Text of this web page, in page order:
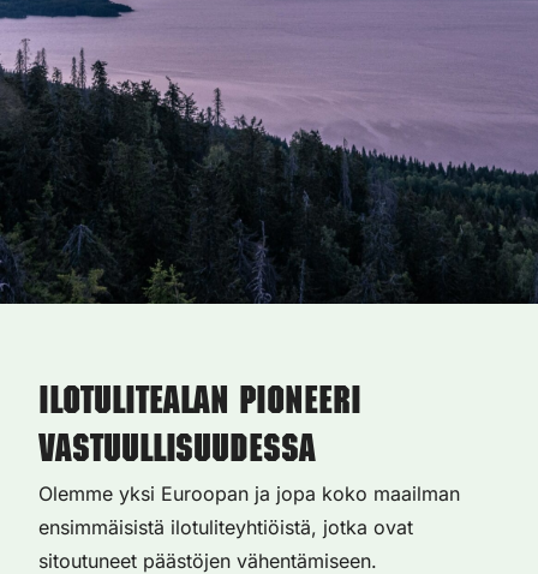
Ilotulitealan pioneeri
vastuullisuudessa
Olemme yksi Euroopan ja jopa koko maailman
ensimmäisistä ilotuliteyhtiöistä, jotka ovat
sitoutuneet päästöjen vähentämiseen.